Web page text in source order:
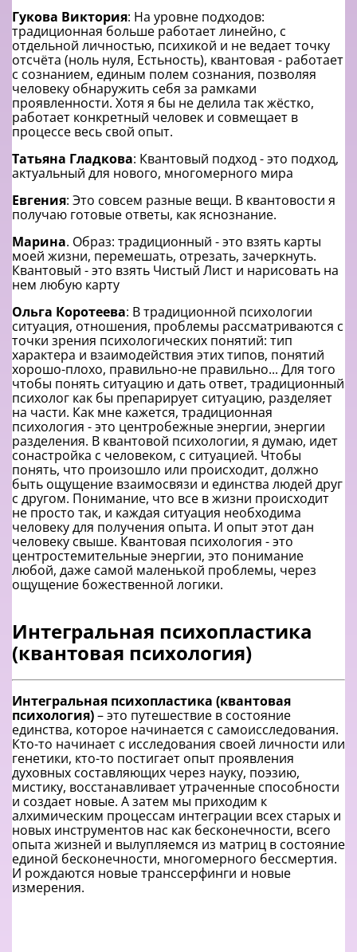
Гукова Виктория: На уровне подходов:
традиционная больше работает линейно, с
отдельной личностью, психикой и не ведает точку
отсчёта (ноль нуля, Естьность), квантовая - работает
с сознанием, единым полем сознания, позволяя
человеку обнаружить себя за рамками
проявленности. Хотя я бы не делила так жёстко,
работает конкретный человек и совмещает в
процессе весь свой опыт.
Татьяна Гладкова: Квантовый подход - это подход,
актуальный для нового, многомерного мира
Евгения: Это совсем разные вещи. В квантовости я
получаю готовые ответы, как яснознание.
Марина. Образ: традиционный - это взять карты
моей жизни, перемешать, отрезать, зачеркнуть.
Квантовый - это взять Чистый Лист и нарисовать на
нем любую карту
Ольга Коротеева: В традиционной психологии
ситуация, отношения, проблемы рассматриваются с
точки зрения психологических понятий: тип
характера и взаимодействия этих типов, понятий
хорошо-плохо, правильно-не правильно... Для того
чтобы понять ситуацию и дать ответ, традиционный
психолог как бы препарирует ситуацию, разделяет
на части. Как мне кажется, традиционная
психология - это центробежные энергии, энергии
разделения. В квантовой психологии, я думаю, идет
сонастройка с человеком, с ситуацией. Чтобы
понять, что произошло или происходит, должно
быть ощущение взаимосвязи и единства людей друг
с другом. Понимание, что все в жизни происходит
не просто так, и каждая ситуация необходима
человеку для получения опыта. И опыт этот дан
человеку свыше. Квантовая психология - это
центростемительные энергии, это понимание
любой, даже самой маленькой проблемы, через
ощущение божественной логики.
Интегральная психопластика
(квантовая психология)
Интегральная психопластика (квантовая
психология)– это путешествие в состояние
единства, которое начинается с самоисследования.
Кто-то начинает с исследования своей личности или
генетики, кто-то постигает опыт проявления
духовных составляющих через науку, поэзию,
мистику, восстанавливает утраченные способности
и создает новые. А затем мы приходим к
алхимическим процессам интеграции всех старых и
новых инструментов нас как бесконечности, всего
опыта жизней и вылупляемся из матриц в состояние
единой бесконечности, многомерного бессмертия.
И рождаются новые транссерфинги и новые
измерения.